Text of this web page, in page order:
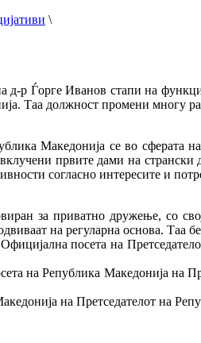
\
д-р Ѓорге Иванов стапи на
Таа должност промени многу
Македонија се во сферата
првите дами на
согласно интересите и
за приватно дружење, со
на регуларна основа. Таа
посета на
на Република Македонија на
на Претседателот на